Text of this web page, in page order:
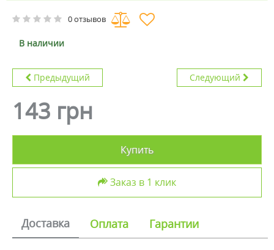
0 отзывов
В наличии
Предыдущий Следующий
143 грн
Купить
Заказ в 1 клик
Доставка Оплата Гарантии